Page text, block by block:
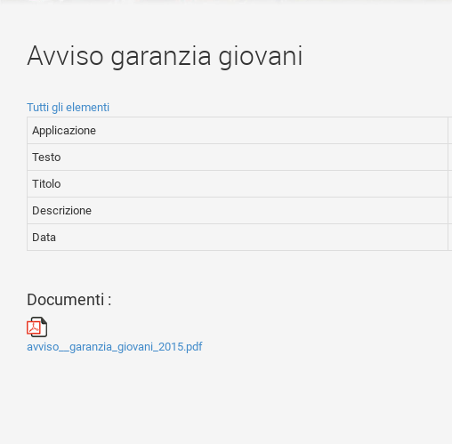
Avviso garanzia giovani
Tutti gli elementi
Applicazione
Testo
Titolo
Descrizione
Data
Documenti :
avviso__garanzia_giovani_2015.pdf